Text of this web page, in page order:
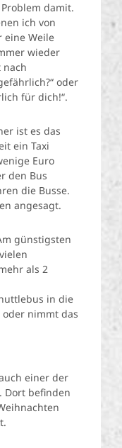
damit.
ich von
eine Weile
wieder
nach
oder
für dich!“.
ist es das
ein Taxi
Euro
den Bus
die Busse.
angesagt.
günstigsten
als 2
in die
oder nimmt das
einer der
Dort befinden